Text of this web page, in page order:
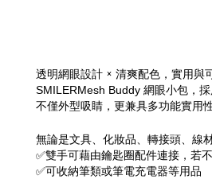
透明網眼設計 × 清爽配色，實用與
SMILERMesh Buddy 網眼小包，
不僅外型吸睛，更兼具多功能實用
無論是文具、化妝品、轉接頭、線
✅雙手可藉由鑰匙圈配件連接，若
✅可收納筆類或筆電充電器等用品